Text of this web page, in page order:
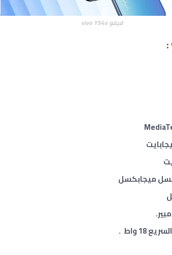
فيفو vivo Y54s
:
واط .